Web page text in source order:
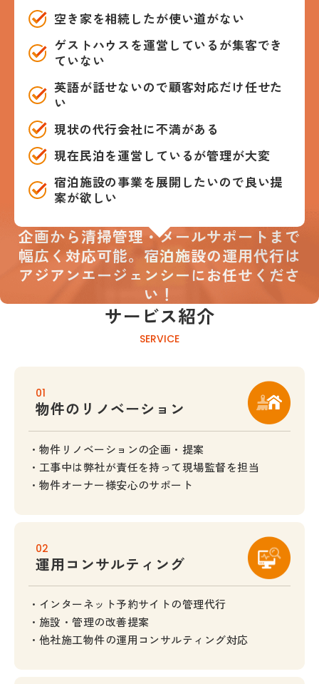
空き家を相続したが使い道がない
ゲストハウスを運営しているが集客でき
ていない
英語が話せないので顧客対応だけ任せた
い
現状の代行会社に不満がある
現在民泊を運営しているが管理が大変
宿泊施設の事業を展開したいので良い提
案が欲しい
企画から清掃管理・メールサポートまで
幅広く対応可能。 宿泊施設の運用代行は
アジアンエージェンシーにお任せくださ
い！
サービス紹介
SERVICE
01
物件のリノベーション
物件リノベーションの企画・提案
工事中は弊社が責任を持って現場監督を担当
物件オーナー様安心のサポート
02
運用コンサルティング
インターネット予約サイトの管理代行
施設・管理の改善提案
他社施工物件の運用コンサルティング対応